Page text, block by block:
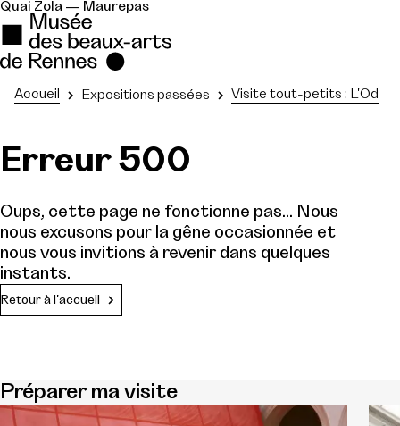
Quai Zola — Maurepas
Accueil Expositions passées Visite tout-petits :
Erreur 500
Oups, cette page ne fonctionne pas... Nous
nous excusons pour la gêne occasionnée et
nous vous invitions à revenir dans quelques
instants.
Retour à l'accueil
Préparer ma visite